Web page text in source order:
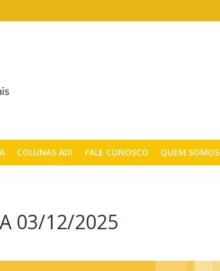
COLUNAS ADI FALE CONOSCO QUEM SOMOS
03/12/2025